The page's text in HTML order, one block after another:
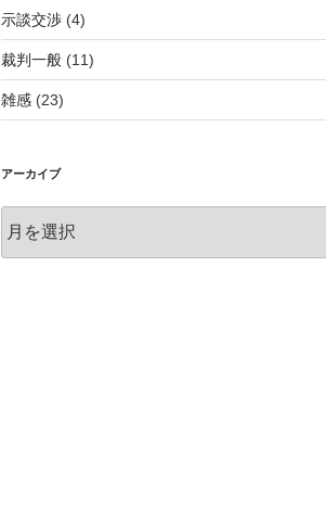
示談交渉(4)
裁判一般(11)
雑感(23)
アーカイブ
ー